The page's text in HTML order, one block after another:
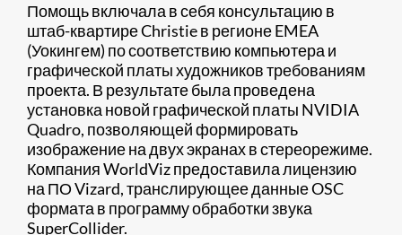
Помощь включала в себя консультацию в
штаб-квартире Christie в регионе EMEA
(Уокингем) по соответствию компьютера и
графической платы художников требованиям
проекта. В результате была проведена
установка новой графической платы NVIDIA
Quadro, позволяющей формировать
изображение на двух экранах в стереорежиме.
Компания WorldViz предоставила лицензию
на ПО Vizard, транслирующее данные OSC
формата в программу обработки звука
SuperCollider.